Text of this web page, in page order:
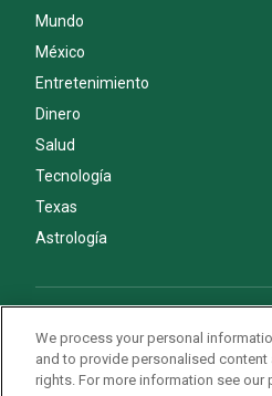
Mundo
México
Entretenimiento
Dinero
Salud
Tecnología
Texas
Astrología
Acerca de nosotros Politica de
We process your personal
and to provide personalised content
rights. For more information see our